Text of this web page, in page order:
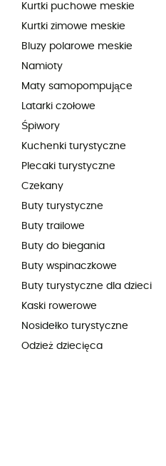
Kurtki puchowe meskie
Kurtki zimowe meskie
Bluzy polarowe meskie
Namioty
Maty samopompujące
Latarki czołowe
Śpiwory
Kuchenki turystyczne
Plecaki turystyczne
Czekany
Buty turystyczne
Buty trailowe
Buty do biegania
Buty wspinaczkowe
Buty turystyczne dla dzieci
Kaski rowerowe
Nosidełko turystyczne
Odzież dziecięca